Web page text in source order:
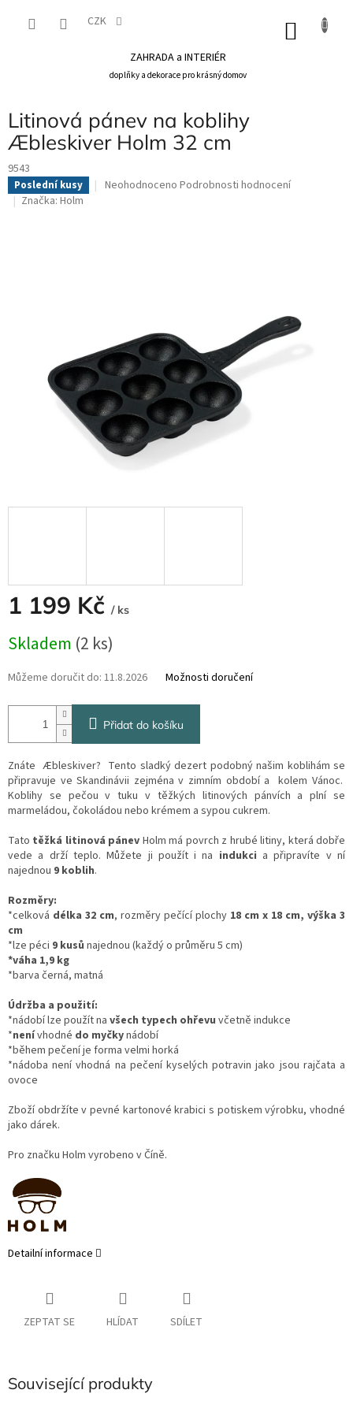
CZK
ZAHRADA a INTERIÉR
doplňky a dekorace pro krásný domov
Litinová pánev na koblihy
Æbleskiver Holm 32 cm
9543
Poslední kusy
Průměrné
Neohodnoceno Podrobnosti hodnocení
Značka: Holm
1 199 Kč / ks
cena:
Skladem (2 ks)
Můžeme doručit do: 11.8.2026 Možnosti doručení
Přidat do košíku
Znáte Æbleskiver? Tento sladký dezert podobný našim koblihám se
připravuje ve Skandinávii zejména v zimním období a kolem Vánoc.
Koblihy se pečou v tuku v těžkých litinových pánvích a plní se
marmeládou, čokoládou nebo krémem a sypou cukrem.
Tato těžká litinová pánev Holm má povrch z hrubé litiny, která dobře
vede a drží teplo. Můžete ji použít i na indukci a připravíte v ní
najednou 9 koblih.
Rozměry:
*celková délka 32 cm, rozměry pečící plochy 18 cm x 18 cm, výška 3
cm
*lze péci 9 kusů najednou (každý o průměru 5 cm)
*váha 1,9 kg
*barva černá, matná
Údržba a použití:
*nádobí lze použít na všech typech ohřevu včetně indukce
*nenívhodné do myčkynádobí
*během pečení je forma velmi horká
*nádoba není vhodná na pečení kyselých potravin jako jsou rajčata a
ovoce
Zboží obdržíte v pevné kartonové krabici s potiskem výrobku, vhodné
jako dárek.
Pro značku Holm vyrobeno v Číně.
Detailní informace
ZEPTAT SE HLÍDAT SDÍLET
Související produkty